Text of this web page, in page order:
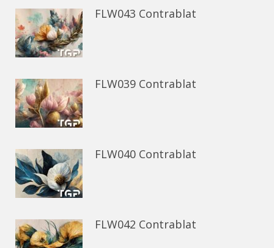
FLW043 Contrablat
FLW039 Contrablat
FLW040 Contrablat
FLW042 Contrablat